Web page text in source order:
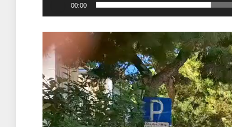
00:00
Πρόγραμμα
Αναπαραγωγής
Βίντεο